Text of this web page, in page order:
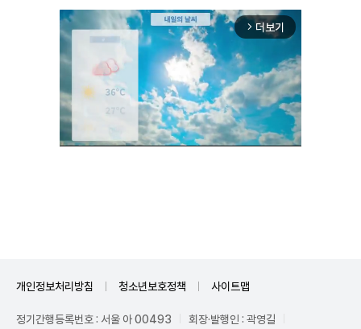
arrow_forward_ios 더보기
개인정보처리방침 청소년보호정책 사이트맵
정기간행등록번호 : 서울 아 00493 회장·발행인 : 곽영길